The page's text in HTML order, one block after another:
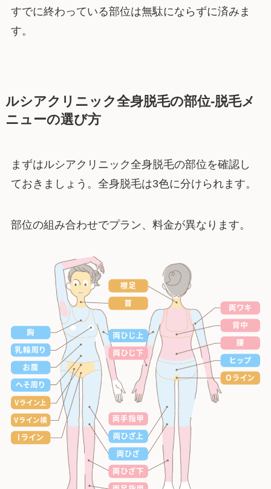
すでに終わっている部位は無駄にならずに済みま
す。
ルシアクリニック全身脱毛の部位-脱毛メ
ニューの選び方
まずはルシアクリニック全身脱毛の部位を確認し
ておきましょう。全身脱毛は3色に分けられます。
部位の組み合わせでプラン、料金が異なります。